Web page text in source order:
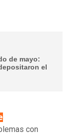
de mayo:
el
con